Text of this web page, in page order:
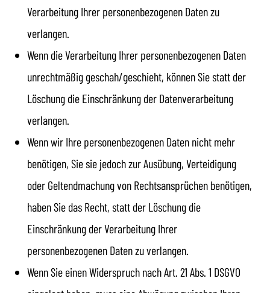
Verarbeitung Ihrer personenbezogenen Daten zu
verlangen.
Wenn die Verarbeitung Ihrer personenbezogenen Daten
unrechtmäßig geschah/geschieht, können Sie statt der
Löschung die Einschränkung der Datenverarbeitung
verlangen.
Wenn wir Ihre personenbezogenen Daten nicht mehr
benötigen, Sie sie jedoch zur Ausübung, Verteidigung
oder Geltendmachung von Rechtsansprüchen benötigen,
haben Sie das Recht, statt der Löschung die
Einschränkung der Verarbeitung Ihrer
personenbezogenen Daten zu verlangen.
Wenn Sie einen Widerspruch nach Art. 21 Abs. 1 DSGVO